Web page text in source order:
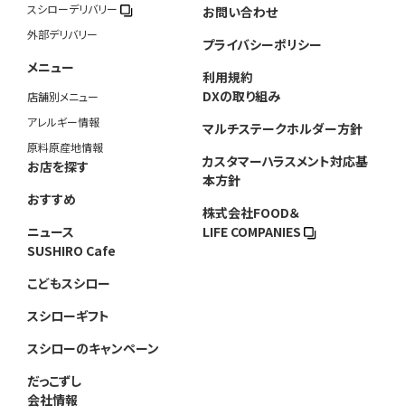
スシローデリバリー
外部デリバリー
メニュー
店舗別メニュー
アレルギー情報
原料原産地情報
お店を探す
おすすめ
ニュース
SUSHIRO Cafe
こどもスシロー
スシローギフト
スシローのキャンペーン
だっこずし
会社情報
お問い合わせ
プライバシーポリシー
利用規約
DXの取り組み
マルチステークホルダー方針
カスタマーハラスメント対応基
本方針
株式会社FOOD＆
LIFE COMPANIES